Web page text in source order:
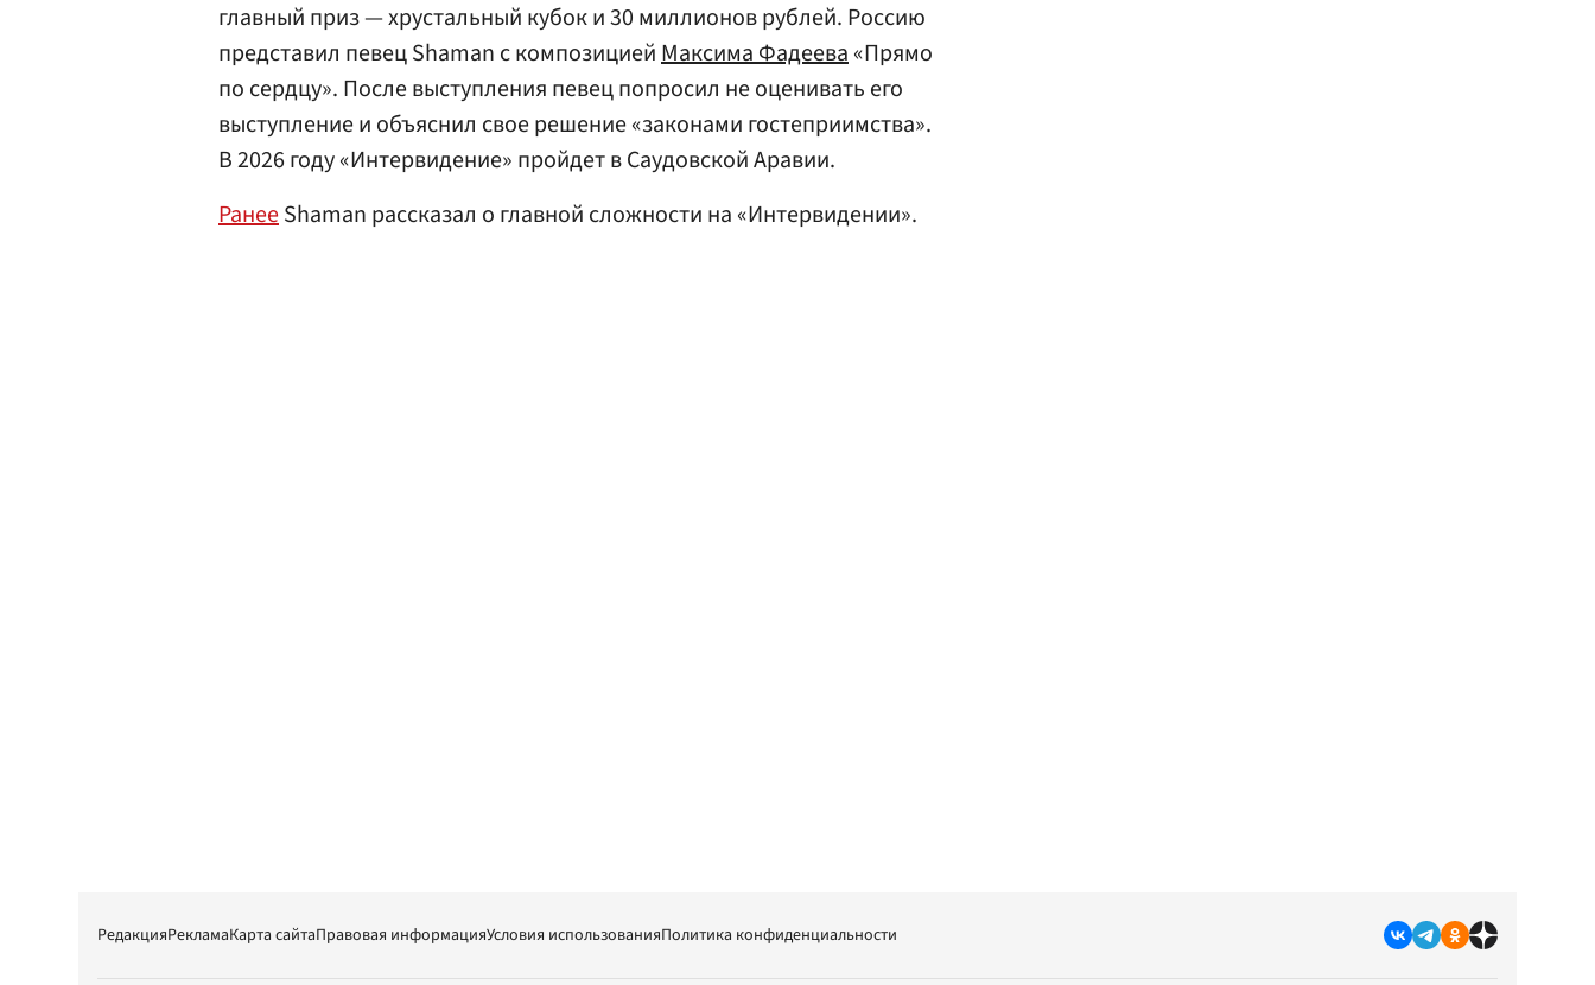
главный приз — хрустальный кубок и 30 миллионов рублей. Россию
представил певец Shaman с композициейМаксима Фадеева«Прямо
по сердцу». После выступления певец попросил не оценивать его
выступление и объяснил свое решение «законами гостеприимства».
В 2026 году «Интервидение» пройдет в Саудовской Аравии.
РанееShaman рассказал о главной сложности на «Интервидении».
РедакцияРекламаКарта сайтаПравовая информацияУсловия использованияПолитика конфиденциальности